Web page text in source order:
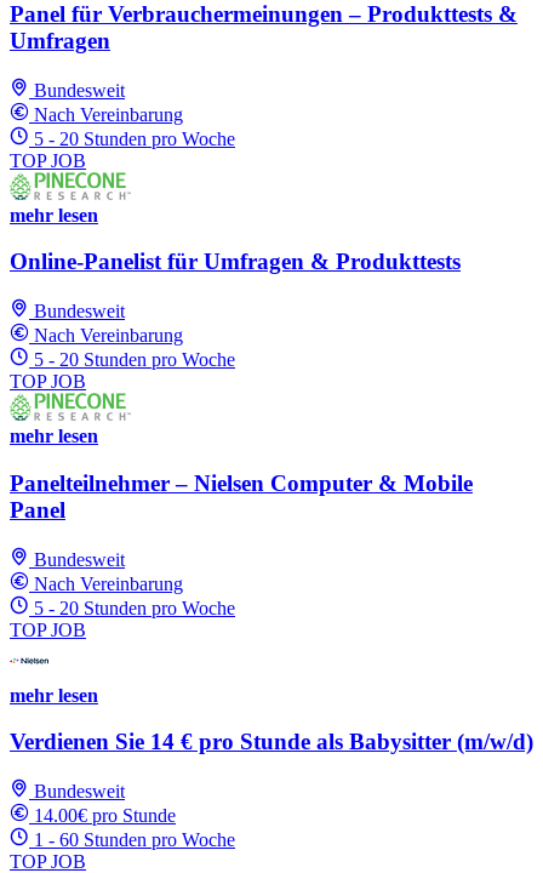
Panel für Verbrauchermeinungen – Produkttests &
Umfragen
Bundesweit
Nach Vereinbarung
5 - 20 Stunden pro Woche
TOP JOB
mehr lesen
Online-Panelist für Umfragen & Produkttests
Bundesweit
Nach Vereinbarung
5 - 20 Stunden pro Woche
TOP JOB
mehr lesen
Panelteilnehmer – Nielsen Computer & Mobile
Panel
Bundesweit
Nach Vereinbarung
5 - 20 Stunden pro Woche
TOP JOB
mehr lesen
Verdienen Sie 14 € pro Stunde als Babysitter (m/w/d)
Bundesweit
14.00€ pro Stunde
1 - 60 Stunden pro Woche
TOP JOB